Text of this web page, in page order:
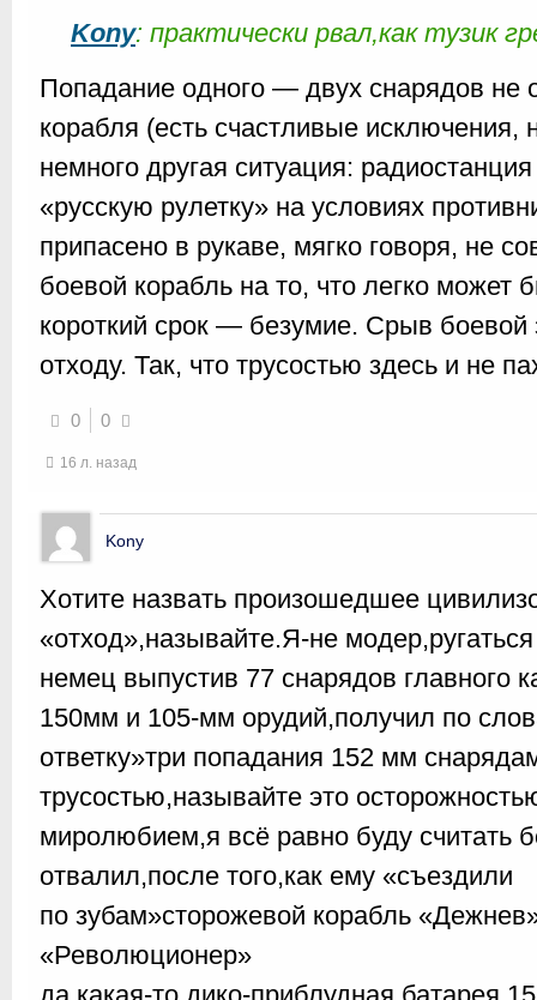
Kony: практически рвал,как тузик
Попадание одного — двух снарядов не
корабля (есть счастливые исключения,
немного другая ситуация:
«русскую рулетку» на условиях
припасено в рукаве, мягко говоря, не
боевой корабль на то, что легко может
короткий срок — безумие. Срыв боевой
отходу. Так, что трусостью здесь и не
0 0
16 л. назад
Kony
Хотите назвать произошедшее
«отход»,называйте.Я-не
немец выпустив 77 снарядов главного
150мм и 105-мм орудий,получил по
ответку»три попадания 152 мм
трусостью,называйте это
миролюбием,я всё равно буду считать
отвалил,после того,как ему «съездили
по зубам»сторожевой корабль
«Революционер»